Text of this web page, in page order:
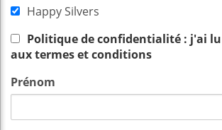
Happy Silvers
Politique de confidentialité : j'ai
aux termes et conditions
Prénom